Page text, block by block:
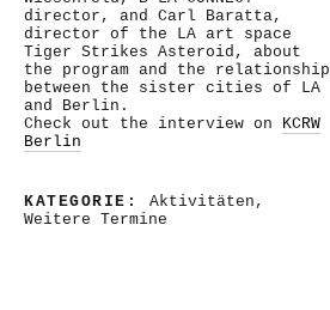
director, and Carl Baratta,
director of the LA art space
Tiger Strikes Asteroid, about
the program and the relationship
between the sister cities of LA
and Berlin.
Check out the interview on KCRW
Berlin
KATEGORIE: Aktivitäten ,
Weitere Termine